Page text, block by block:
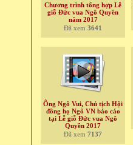
Chương trình tổng hợp Lễ
giỗ Đức vua Ngô Quyền
năm 2017
Đã xem3641
Ông Ngô Vui, Chủ tịch Hội
đồng họ Ngô VN báo cáo
tại Lễ giỗ Đức vua Ngô
Quyền 2017
Đã xem7137